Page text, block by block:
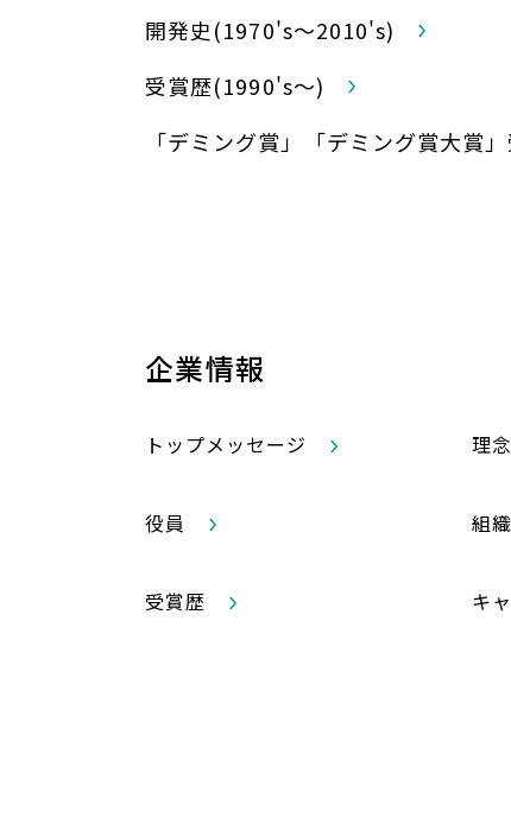
開発史(1970's～2010's)
受賞歴(1990's～)
「デミング賞」「デミング賞大賞
企業情報
トップメッセージ 理
役員 組織
受賞歴 キ